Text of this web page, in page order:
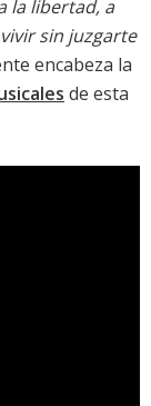
la libertad, a
sin juzgarte
encabeza la
de esta